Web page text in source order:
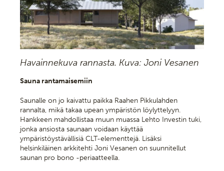
Havainnekuva rannasta. Kuva: Joni Vesanen
Sauna rantamaisemiin
Saunalle on jo kaivattu paikka Raahen Pikkulahden
rannalta, mikä takaa upean ympäristön löylyttelyyn.
Hankkeen mahdollistaa muun muassa Lehto Investin tuki,
jonka ansiosta saunaan voidaan käyttää
ympäristöystävällisiä CLT-elementtejä. Lisäksi
helsinkiläinen arkkitehti Joni Vesanen on suunnitellut
saunan pro bono -periaatteella.